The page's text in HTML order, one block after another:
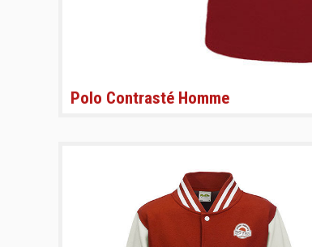
Polo Contrasté Homme